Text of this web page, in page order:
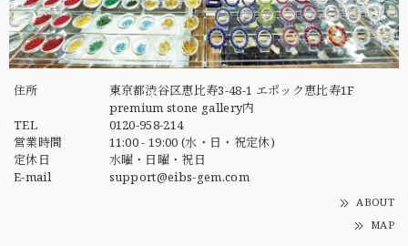
住所
東京都渋谷区恵比寿3-48-1 エポック恵比寿1F
premium stone gallery内
TEL
0120-958-214
営業時間
11:00 - 19:00 (水・日・祝定休)
定休日
水曜・日曜・祝日
E-mail
support@eibs-gem.com
ABOUT
MAP